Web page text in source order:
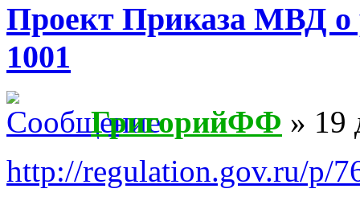
Проект Приказа МВД о
1001
ГригорийФФ » 19
http://regulation.gov.ru/p/